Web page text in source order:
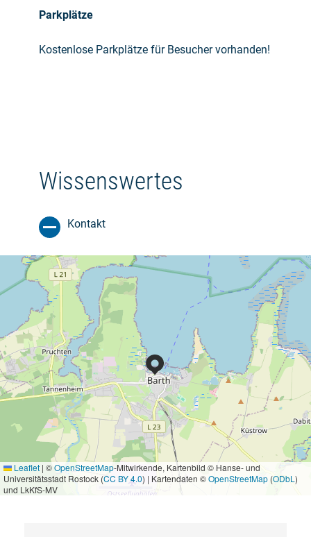
Parkplätze
Kostenlose Parkplätze für Besucher vorhanden!
Wissenswertes
Kontakt
Leaflet | ©OpenStreetMap-Mitwirkende, Kartenbild © Hanse- und
Universitätsstadt Rostock (CC BY 4.0) | Kartendaten ©OpenStreetMap (ODbL )
und LkKfS-MV